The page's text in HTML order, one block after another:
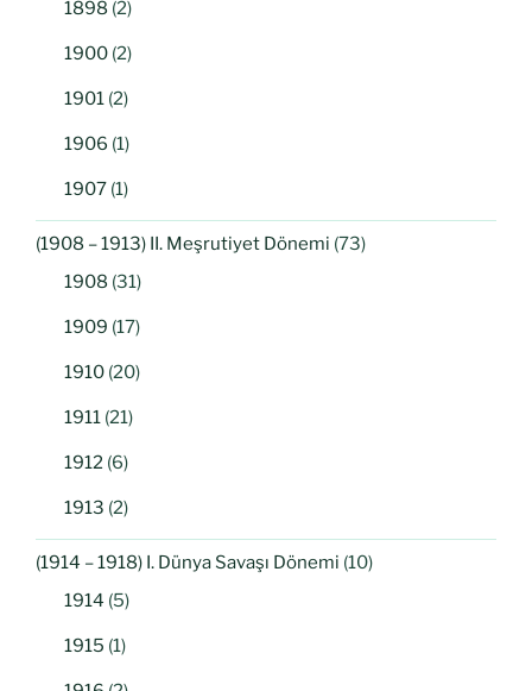
1898 (2)
1900 (2)
1901 (2)
1906 (1)
1907 (1)
(1908 – 1913) II. Meşrutiyet Dönemi (73)
1908 (31)
1909 (17)
1910 (20)
1911 (21)
1912 (6)
1913 (2)
(1914 – 1918) I. Dünya Savaşı Dönemi (10)
1914 (5)
1915 (1)